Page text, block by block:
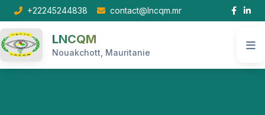
+22245244838 contact@lncqm.mr
LNCQM
Nouakchott, Mauritanie